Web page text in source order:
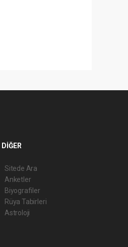
DİĞER
Sitede Ara
Anketler
Biyografiler
Rüya Tabirleri
Astroloji